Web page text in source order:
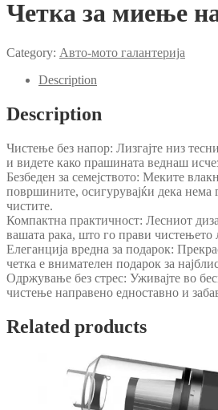
Четка за миење
Category: Авто-мото галантерија
Description
Description
Чистење без напор: Лизгајте низ
и видете како прашината веднаш
Безбеден за семејството: Меките
површините, осигурувајќи дека нема
чистите.
Компактна практичност: Лесниот
вашата рака, што го прави чистењето
Елеганција вредна за подарок:
четка е внимателен подарок за
Одржување без стрес: Уживајте во
чистење направено едноставно и
Related products